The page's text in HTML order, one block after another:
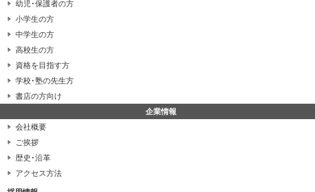
幼児･保護者の方
小学生の方
中学生の方
高校生の方
資格を目指す方
学校･塾の先生方
書店の方向け
企業情報
会社概要
ご挨拶
歴史･沿革
アクセス方法